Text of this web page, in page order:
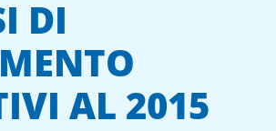
DI
AL 2015